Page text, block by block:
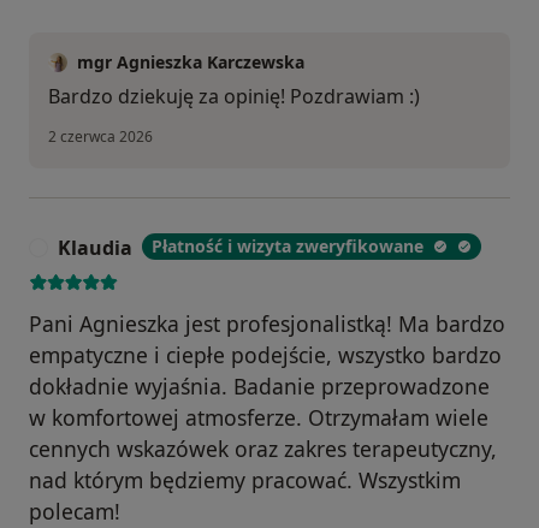
mgr Agnieszka Karczewska
Bardzo dziekuję za opinię! Pozdrawiam :)
2 czerwca 2026
Klaudia Płatność i wizyta zweryfikowane
Pani Agnieszka jest profesjonalistką! Ma bardzo
empatyczne i ciepłe podejście, wszystko bardzo
dokładnie wyjaśnia. Badanie przeprowadzone
w komfortowej atmosferze. Otrzymałam wiele
cennych wskazówek oraz zakres terapeutyczny,
nad którym będziemy pracować. Wszystkim
polecam!